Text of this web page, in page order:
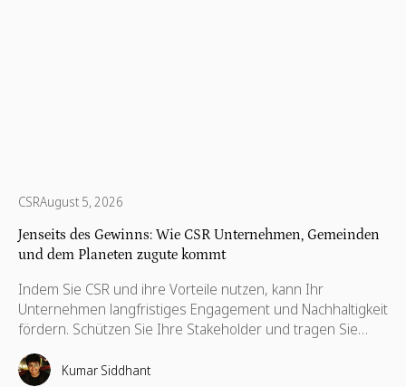
CSRAugust 5, 2026
Jenseits des Gewinns: Wie CSR Unternehmen, Gemeinden
und dem Planeten zugute kommt
Indem Sie CSR und ihre Vorteile nutzen, kann Ihr
Unternehmen langfristiges Engagement und Nachhaltigkeit
fördern. Schützen Sie Ihre Stakeholder und tragen Sie
dazu bei, ihre Interessen zu wahren, die auch für ihre
Weiterentwicklung notwendig sind.
Kumar Siddhant